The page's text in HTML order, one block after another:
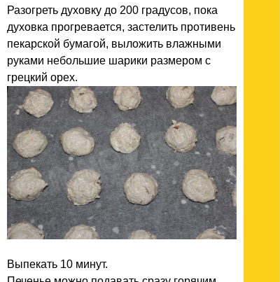
Разогреть духовку до 200 градусов, пока
духовка прогревается, застелить противень
пекарской бумагой, выложить влажными
руками небольшие шарики размером с
грецкий орех.
Выпекать 10 минут.